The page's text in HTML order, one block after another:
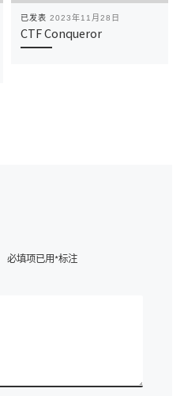
已发表 2023年11月28日
CTF Conqueror
必填项已用*标注